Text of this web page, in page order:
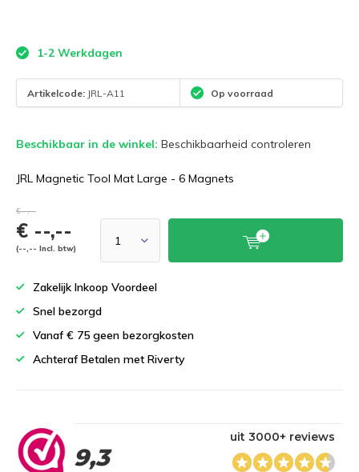
1-2 Werkdagen
Artikelcode: JRL-A11 Op voorraad
Beschikbaar in de winkel: Beschikbaarheid controleren
JRL Magnetic Tool Mat Large - 6 Magnets
€--,--
€ --,--
(--,-- Incl. btw)
Zakelijk Inkoop Voordeel
Snel bezorgd
Vanaf € 75 geen bezorgkosten
Achteraf Betalen met Riverty
9,3
uit 3000+ reviews